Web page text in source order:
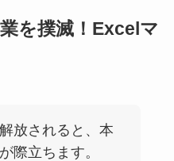
を撲滅！Excelマ
放されると、本
際立ちます。